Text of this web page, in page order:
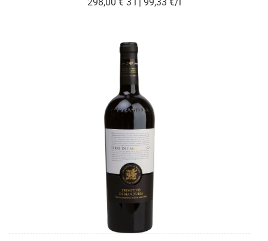
298,00 € 3 l | 99,33 €/l